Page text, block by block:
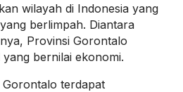
wilayah di Indonesia yang
berlimpah. Diantara
Provinsi Gorontalo
bernilai ekonomi.
terdapat